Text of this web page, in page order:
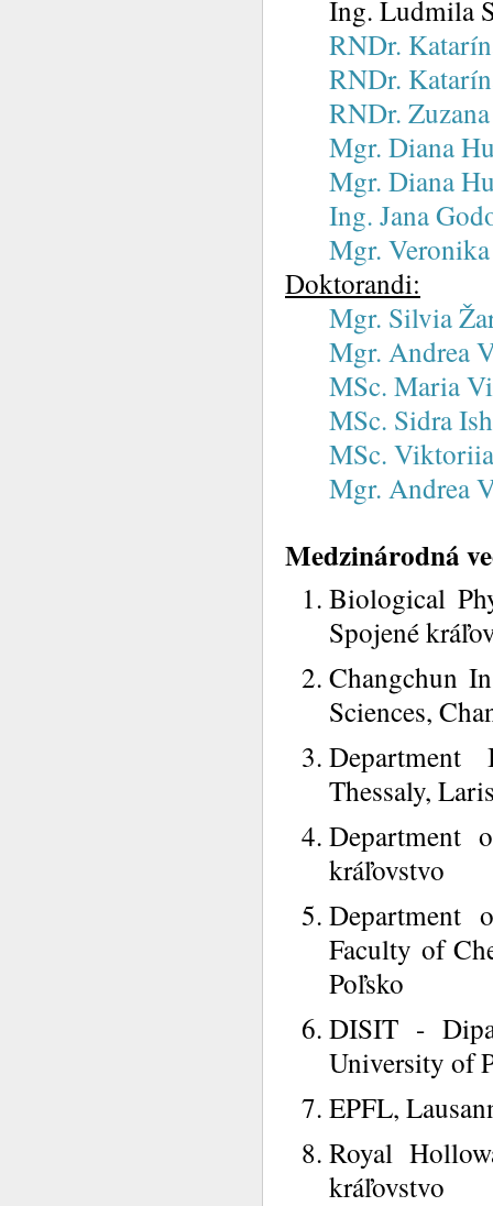
Ing. Ludmila
RNDr.
RNDr.
RNDr.
Mgr. Diana
Mgr. Diana
Ing. Jana
Mgr.
Doktorandi:
Mgr. Silvia
Mgr. Andrea
MSc. Maria
MSc. Sidra
MSc.
Mgr. Andrea
Medzinárodná
Biological
Spojené
Changchun
Sciences,
Thessaly,
Department
kráľovstvo
Department
Faculty of
Poľsko
DISIT -
University of
EPFL,
Royal
kráľovstvo